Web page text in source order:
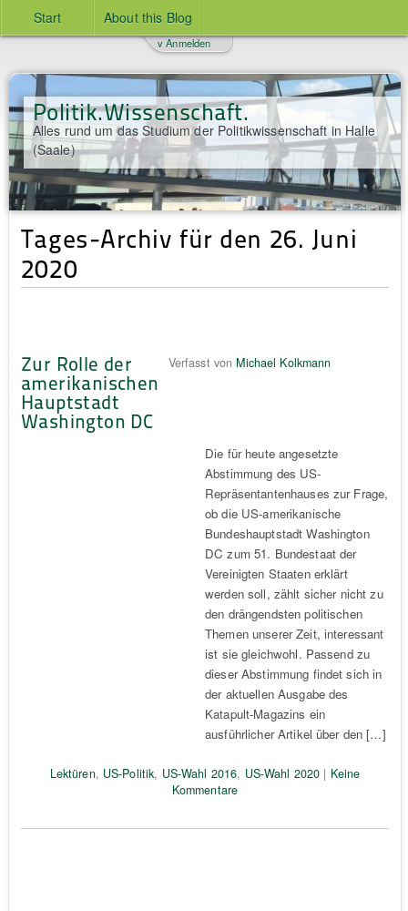
Start About this Blog
Politik.Wissenschaft.
Alles rund um das Studium der Politikwissenschaft in Halle
(Saale)
v Anmelden
Tages-Archiv für den 26. Juni
2020
Zur Rolle der
amerikanischen
Hauptstadt
Washington DC
Verfasst von Michael Kolkmann
Die für heute angesetzte
Abstimmung des US-
Repräsentantenhauses zur Frage,
ob die US-amerikanische
Bundeshauptstadt Washington
DC zum 51. Bundestaat der
Vereinigten Staaten erklärt
werden soll, zählt sicher nicht zu
den drängendsten politischen
Themen unserer Zeit, interessant
ist sie gleichwohl. Passend zu
dieser Abstimmung findet sich in
der aktuellen Ausgabe des
Katapult-Magazins ein
ausführlicher Artikel über den […]
Lektüren, US-Politik, US-Wahl 2016, US-Wahl 2020 | Keine
Kommentare